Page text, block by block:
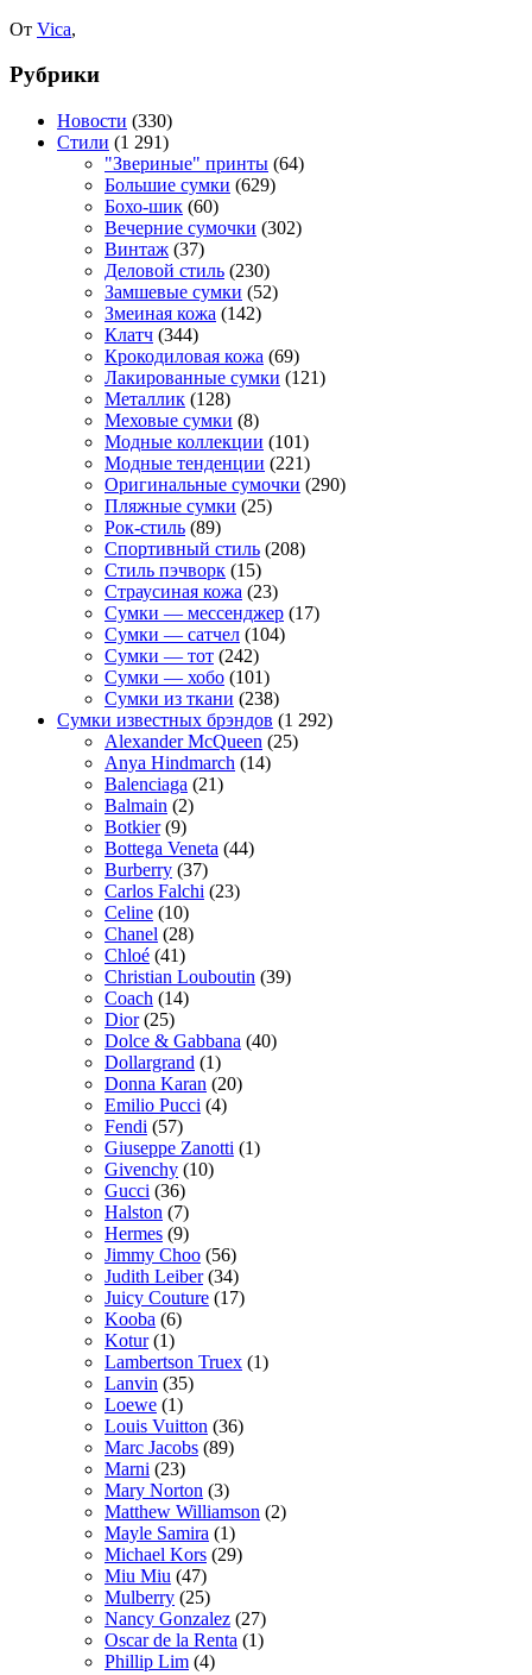
От Vica,
Рубрики
Новости (330)
Стили (1 291)
"Звериные" принты (64)
Большие сумки (629)
Бохо-шик (60)
Вечерние сумочки (302)
Винтаж (37)
Деловой стиль (230)
Замшевые сумки (52)
Змеиная кожа (142)
Клатч (344)
Крокодиловая кожа (69)
Лакированные сумки (121)
Металлик (128)
Меховые сумки (8)
Модные коллекции (101)
Модные тенденции (221)
Оригинальные сумочки (290)
Пляжные сумки (25)
Рок-стиль (89)
Спортивный стиль (208)
Стиль пэчворк (15)
Страусиная кожа (23)
Сумки — мессенджер (17)
Сумки — сатчел (104)
Сумки — тот (242)
Сумки — хобо (101)
Сумки из ткани (238)
Сумки известных брэндов (1 292)
Alexander McQueen (25)
Anya Hindmarch (14)
Balenciaga (21)
Balmain (2)
Botkier(9)
Bottega Veneta (44)
Burberry (37)
Carlos Falchi (23)
Celine (10)
Chanel (28)
Chloé (41)
Christian Louboutin (39)
Coach (14)
Dior(25)
Dolce & Gabbana (40)
Dollargrand (1)
Donna Karan (20)
Emilio Pucci (4)
Fendi (57)
Giuseppe Zanotti (1)
Givenchy (10)
Gucci (36)
Halston (7)
Hermes (9)
Jimmy Choo (56)
Judith Leiber(34)
Juicy Couture (17)
Kooba (6)
Kotur(1)
Lambertson Truex (1)
Lanvin (35)
Loewe (1)
Louis Vuitton (36)
Marc Jacobs (89)
Marni (23)
Mary Norton (3)
Matthew Williamson (2)
Mayle Samira (1)
Michael Kors (29)
Miu Miu (47)
Mulberry (25)
Nancy Gonzalez (27)
Oscar de la Renta (1)
Phillip Lim (4)